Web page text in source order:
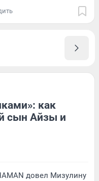
как
сын Айзы и
довел Мизулину